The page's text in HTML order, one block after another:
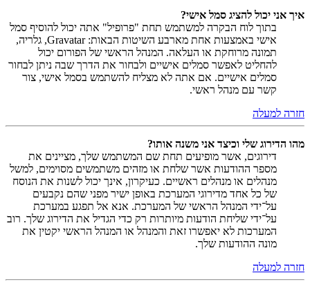
איך אני יכול להציג סמל אישי?
בתוך לוח הבקרה למשתמש תחת "פרופיל" אתה יכול להוסיף סמל
אישי באמצעות אחת מארבע השיטות הבאות: Gravatar, גלריה,
תמונה מרוחקת או העלאה. המנהל הראשי של הפורום יכול
להחליט לאפשר סמלים אישיים ולבחור את הדרך שבה ניתן לבחור
סמלים אישיים. אם אתה לא מצליח להשתמש בסמל אישי, צור
קשר עם מנהל ראשי.
חזרה למעלה
מהו הדירוג שלי וכיצד אני משנה אותו?
דירוגים, אשר מופיעים תחת שם המשתמש שלך, מציינים את
מספר ההודעות אשר שלחת או מזהים משתמשים מסוימים, למשל
מנהלים או מנהלים ראשיים. כעיקרון, אינך יכול לשנות את הנוסח
של כל אחד מדירוגי המערכת באופן ישיר מפני שהם נקבעים
על־ידי המנהל הראשי של המערכת. אנא אל תפגע במערכת
על־ידי שליחת הודעות מיותרות רק כדי הגדיל את הדירוג שלך. רוב
המערכות לא יאפשרו זאת והמנהל או המנהל הראשי יקטין את
מונה ההודעות שלך.
חזרה למעלה